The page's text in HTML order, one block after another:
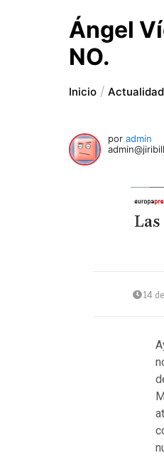
Ángel
NO.
Inicio Actualidad
por admin
14